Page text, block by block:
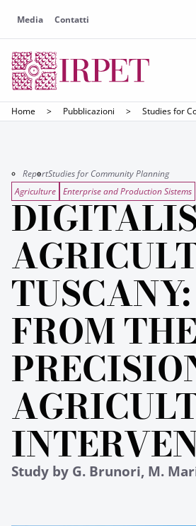
Media Contatti
Home > Pubblicazioni > Studies for
ReportStudies for Community Planning
Agriculture Enterprise and Production Sistems
FROM
Study by G. Brunori, M.